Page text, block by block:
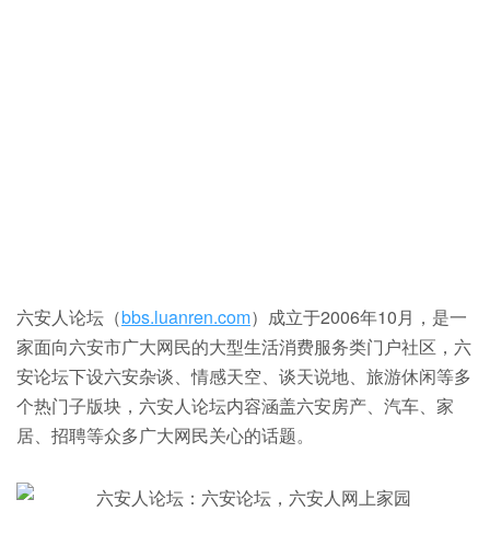
六安人论坛（bbs.luanren.com）成立于2006年10月，是一
家面向六安市广大网民的大型生活消费服务类门户社区，六
安论坛下设六安杂谈、情感天空、谈天说地、旅游休闲等多
个热门子版块，六安人论坛内容涵盖六安房产、汽车、家
居、招聘等众多广大网民关心的话题。